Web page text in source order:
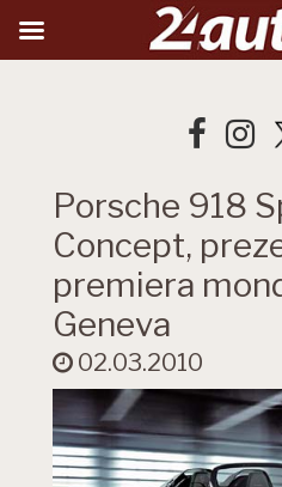
Porsche 918
Concept,
premiera
Geneva
02.03.2010